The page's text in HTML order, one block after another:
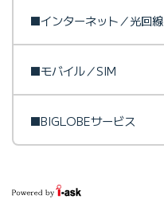
■インターネット／光回線
■モバイル／SIM
■BIGLOBEサービス